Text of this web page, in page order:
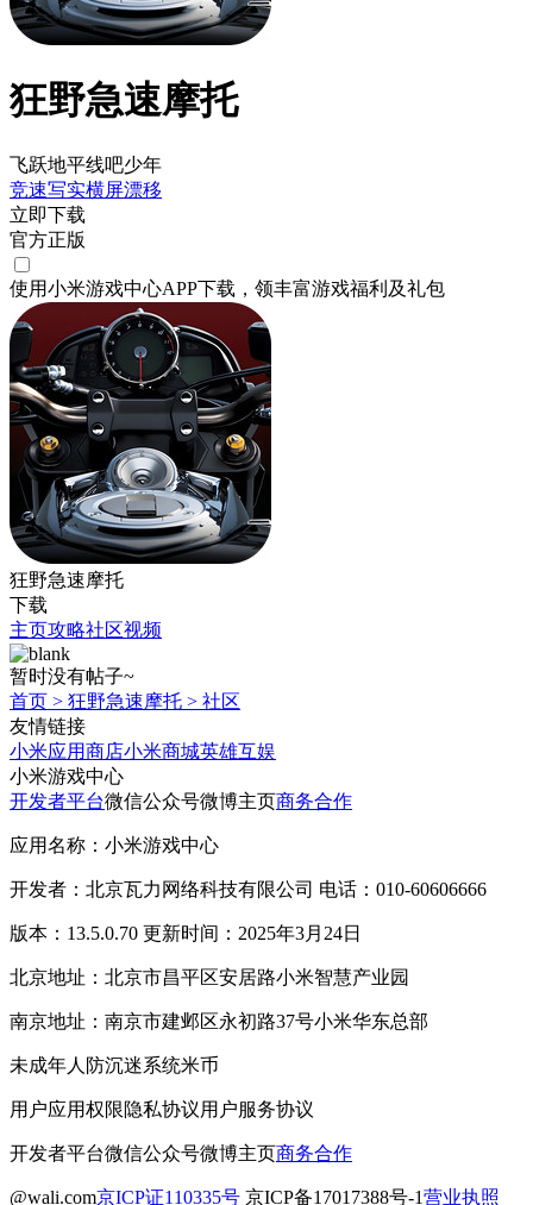
狂野急速摩托
飞跃地平线吧少年
竞速写实横屏漂移
立即下载
官方正版
使用小米游戏中心APP下载 ，领丰富游戏福利 及礼包
狂野急速摩托
下载
主页攻略社区视频
暂时没有帖子~
首页 > 狂野急速摩托 > 社区
友情链接
小米应用商店小米商城英雄互娱
小米游戏中心
开发者平台微信公众号微博主页商务合作
应用名称：小米游戏中心
开发者：北京瓦力网络科技有限公司 电话：010-60606666
版本：13.5.0.70 更新时间：2025年3月24日
北京地址：北京市昌平区安居路小米智慧产业园
南京地址：南京市建邺区永初路37号小米华东总部
未成年人防沉迷系统米币
用户应用权限隐私协议用户服务协议
开发者平台微信公众号微博主页商务合作
@wali.com京ICP证110335号 京ICP备17017388号-1营业执照